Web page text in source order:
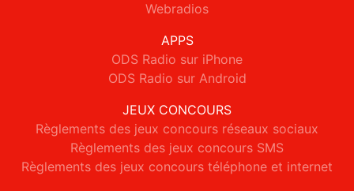
Webradios
APPS
ODS Radio sur iPhone
ODS Radio sur Android
JEUX CONCOURS
Règlements des jeux concours réseaux sociaux
Règlements des jeux concours SMS
Règlements des jeux concours téléphone et internet